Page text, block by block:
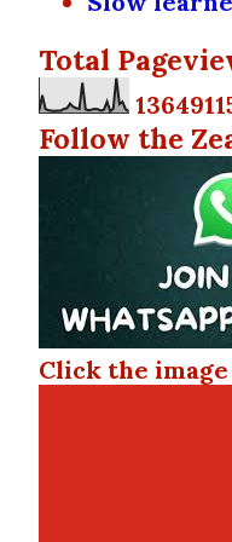
Total
1364911
Follow the
Click the